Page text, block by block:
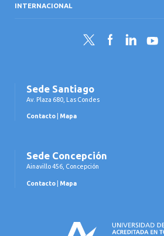
INTERNACIONAL
Twitter FacebookLinkedIn
Sede Santiago
Av. Plaza 680, Las Condes
Contacto Mapa
Sede Concepción
Ainavillo 456, Concepción
Contacto Mapa